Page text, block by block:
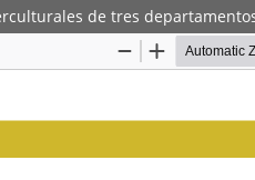
de tres